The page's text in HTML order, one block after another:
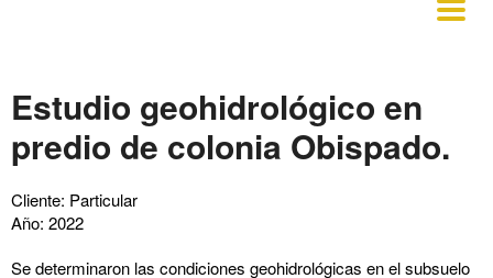
Estudio geohidrológico en
predio de colonia Obispado.
Cliente: Particular
Año: 2022
Se determinaron las condiciones geohidrológicas en el subsuelo